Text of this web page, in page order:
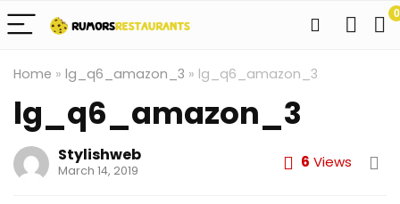
0
Home » lg_q6_amazon_3 » lg_q6_amazon_3
lg_q6_amazon_3
Stylishweb
March 14, 2019 6 Views